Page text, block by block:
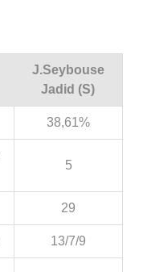
J.Seybouse
Jadid (S)
38,61%
5
29
13/7/9